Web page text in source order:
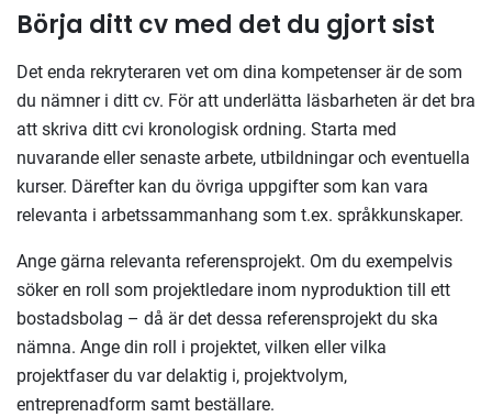
Börja ditt cv med det du gjort sist
Det enda rekryteraren vet om dina kompetenser är de som
du nämner i ditt cv. För att underlätta läsbarheten är det bra
att skriva ditt cvi kronologisk ordning. Starta med
nuvarande eller senaste arbete, utbildningar och eventuella
kurser. Därefter kan du övriga uppgifter som kan vara
relevanta i arbetssammanhang som t.ex. språkkunskaper.
Ange gärna relevanta referensprojekt. Om du exempelvis
söker en roll som projektledare inom nyproduktion till ett
bostadsbolag – då är det dessa referensprojekt du ska
nämna. Ange din roll i projektet, vilken eller vilka
projektfaser du var delaktig i, projektvolym,
entreprenadform samt beställare.